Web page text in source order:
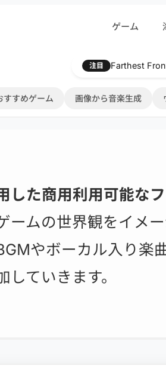
ゲーム
注目 Farthest
すすめゲーム 画像から音楽生成
した商用利用可能な
ームの世界観をイメ
やボーカル入り楽
していきます。